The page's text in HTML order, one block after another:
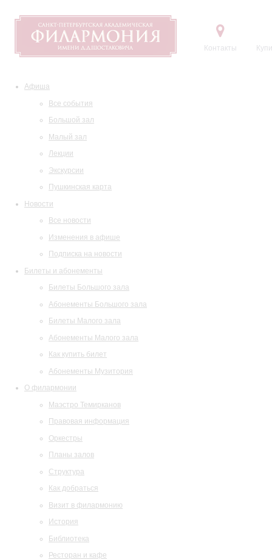
Контакты
Афиша
Все события
Большой зал
Малый зал
Лекции
Экскурсии
Пушкинская карта
Новости
Все новости
Изменения в афише
Подписка на новости
Билеты и абонементы
Билеты Большого зала
Абонементы Большого зала
Билеты Малого зала
Абонементы Малого зала
Как купить билет
Абонементы Музитория
О филармонии
Маэстро Темирканов
Правовая информация
Оркестры
Планы залов
Структура
Как добраться
Визит в филармонию
История
Библиотека
Ресторан и кафе